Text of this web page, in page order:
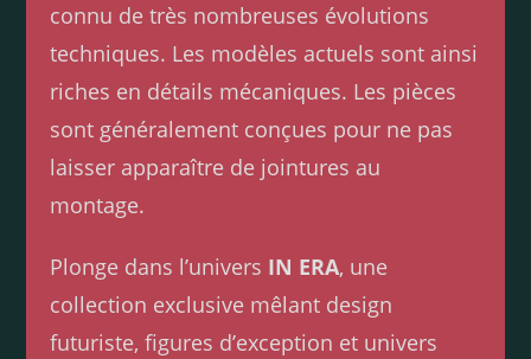
connu de très nombreuses évolutions
techniques. Les modèles actuels sont ainsi
riches en détails mécaniques. Les pièces
sont généralement conçues pour ne pas
laisser apparaître de jointures au
montage.
Plonge dans l’univers IN ERA, une
collection exclusive mêlant design
futuriste, figures d’exception et univers